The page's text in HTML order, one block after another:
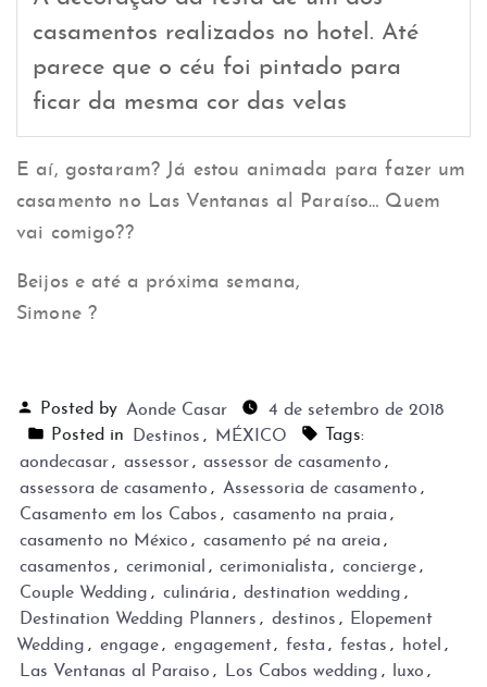
casamentos realizados no hotel. Até
parece que o céu foi pintado para
ficar da mesma cor das velas
E aí, gostaram? Já estou animada para fazer um
casamento no Las Ventanas al Paraíso… Quem
vai comigo??
Beijos e até a próxima semana,
Simone ?
Posted by Aonde Casar
4 de setembro de 2018
Posted in
Destinos , MÉXICO
Tags:
aondecasar, assessor , assessor de casamento ,
assessora de casamento , Assessoria de casamento ,
Casamento em los Cabos , casamento na praia ,
casamento no México , casamento pé na areia ,
casamentos , cerimonial , cerimonialista , concierge,
Couple Wedding , culinária , destination wedding ,
Destination Wedding Planners , destinos ,
Elopement
Wedding , engage , engagement, festa , festas , hotel ,
Las Ventanas al Paraiso , Los Cabos wedding , luxo ,